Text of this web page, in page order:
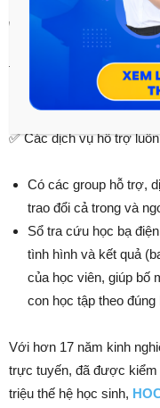
✅ Thầy cô không chỉ giỏi
học sinh, luôn sẵn sàng
thúc đẩy tinh thần học
bài, tự tin phát biểu
✅ Các dịch vụ hỗ trợ
Có các group hỗ trợ,
trao đổi cả trong và
Sổ tra cứu học bạ
tình hình và kết quả
của học viên, giúp bố
con học tập theo đúng
Với hơn 17 năm kinh
trực tuyến, đã được
triệu thế hệ học sinh,